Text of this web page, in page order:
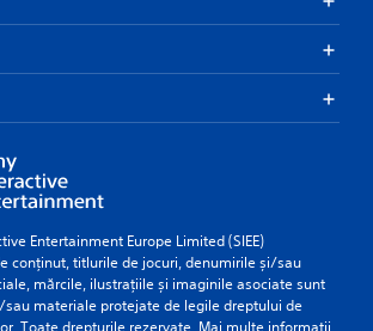
Entertainment Europe Limited (SIEE)
conținut, titlurile de jocuri, denumirile și/sau
mărcile, ilustrațiile și imaginile asociate sunt
materiale protejate de legile dreptului de
Toate drepturile rezervate. Mai multe informații